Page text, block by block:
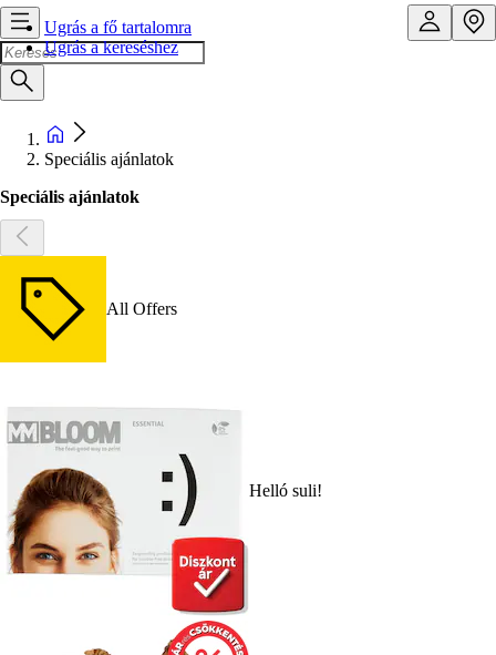
Ugrás a fő tartalomra
Ugrás a kereséshez
Speciális ajánlatok
Speciális ajánlatok
All Offers
Helló suli!